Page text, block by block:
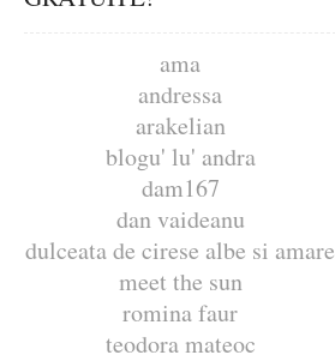
ama
andressa
arakelian
blogu' lu' andra
dam167
dan vaideanu
dulceata de cirese albe si amare
meet the sun
romina faur
teodora mateoc